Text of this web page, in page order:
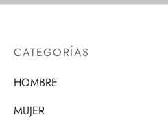
CATEGORÍAS
HOMBRE
MUJER